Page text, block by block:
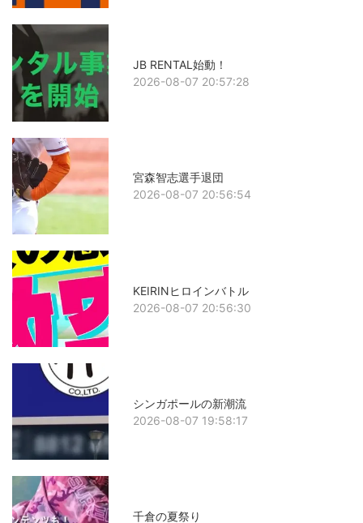
JB RENTAL始動！
2026-08-07 20:57:28
宮森智志選手退団
2026-08-07 20:56:54
KEIRINヒロインバトル
2026-08-07 20:56:30
シンガポールの新潮流
2026-08-07 19:58:17
千倉の夏祭り